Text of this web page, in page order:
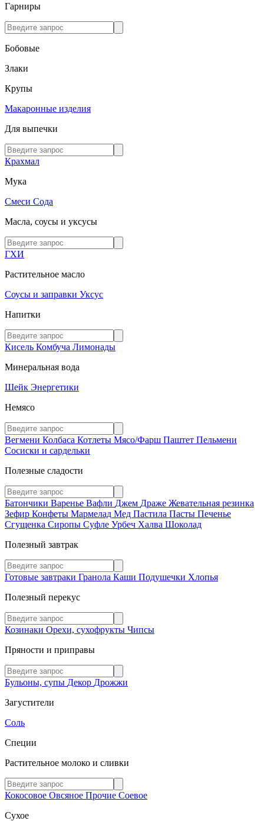
Гарниры
Бобовые
Злаки
Крупы
Макаронные изделия
Для выпечки
Крахмал
Мука
Смеси Сода
Масла, соусы и уксусы
ГХИ
Растительное масло
Соусы и заправки Уксус
Напитки
Кисель Комбуча Лимонады
Минеральная вода
Шейк Энергетики
Немясо
Вегмени Колбаса Котлеты Мясо/Фарш Паштет Пельмени
Сосиски и сардельки
Полезные сладости
Батончики Варенье Вафли Джем Драже Жевательная резинка
Зефир Конфеты Мармелад Мед Пастила Пасты Печенье
Сгущенка Сиропы Суфле Урбеч Халва Шоколад
Полезный завтрак
Готовые завтраки Гранола Каши Подушечки Хлопья
Полезный перекус
Козинаки Орехи, сухофрукты Чипсы
Пряности и приправы
Бульоны, супы Декор Дрожжи
Загустители
Соль
Специи
Растительное молоко и сливки
Кокосовое Овсяное Прочие Соевое
Сухое